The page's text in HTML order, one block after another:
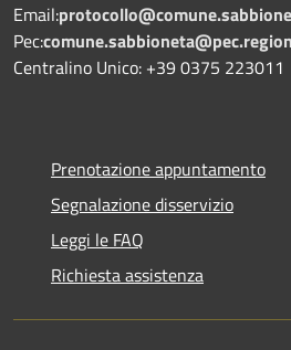
Email:
Pec:
Centralino Unico: +39 0375 223011
Prenotazione appuntamento
Segnalazione disservizio
Leggi le FAQ
Richiesta assistenza